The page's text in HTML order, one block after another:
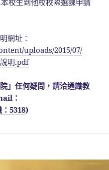
校生到他校校際選課申請
網址：
uploads/2015/07/
說明.pdf
」任何疑問，請洽通識教
：
：5318)